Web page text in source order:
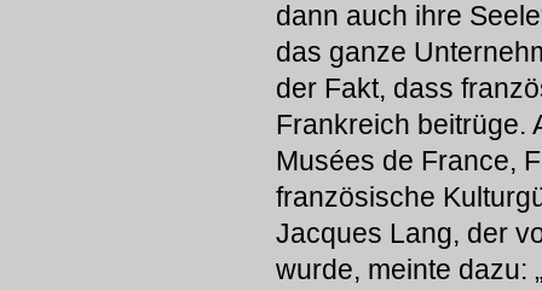
dann auch ihre
das ganze
der Fakt, dass
Frankreich beitrüge.
Musées de France,
französische
Jacques Lang, der
wurde, meinte dazu: